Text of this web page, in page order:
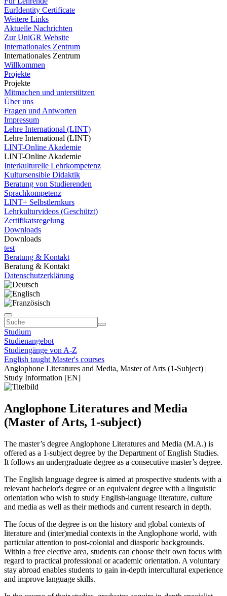
EurIdentity Certificate
Weitere Links
Aktuelle Nachrichten
Zur UniGR Website
Internationales Zentrum
Internationales Zentrum
Willkommen
Projekte
Projekte
Mitmachen und unterstützen
Über uns
Fragen und Antworten
Impressum
Lehre International (LINT)
Lehre International (LINT)
LINT-Online Akademie
LINT-Online Akademie
Interkulturelle Lehrkompetenz
Kultursensible Didaktik
Beratung von Studierenden
Sprachkompetenz
LINT+ Selbstlernkurs
Lehrkulturvideos (Geschützt)
Zertifikatsregelung
Downloads
Downloads
test
Beratung & Kontakt
Beratung & Kontakt
Datenschutzerklärung
Studium
Studienangebot
Studiengänge von A-Z
English taught Master's courses
Anglophone Literatures and Media, Master of Arts (1-Subject) |
Study Information [EN]
Anglophone Literatures and Media
(Master of Arts, 1-subject)
The master’s degree Anglophone Literatures and Media (M.A.) is
offered as a 1-subject degree by the Department of English Studies.
It follows an undergraduate degree as a consecutive master’s degree.
The English language degree is aimed at prospective students with a
relevant bachelor's degree or an equivalent degree with a linguistic
orientation who wish to study English-language literature, culture
and media as well as their methods and current research in depth.
The focus of the degree is on the history and global contexts of
literature and (inter)medial contexts in the Anglophone world, with
particular attention to post-colonial and diasporic backgrounds.
Within a free elective area, students can choose their own focus with
regard to practical professional or academic orientation. A voluntary
stay abroad enables students to gain in-depth intercultural experience
and improve language skills.